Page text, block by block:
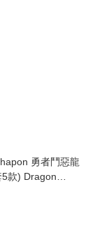
勇者鬥惡龍
款) Dragon